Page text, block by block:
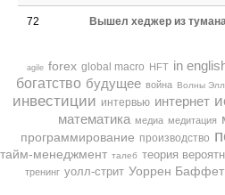
72 Вышел хеджер из
agile forex global macro HFT in
богатство будущее война Волны
инвестиции интервью интернет
математика медиа медитация
программирование производство
тайм-менеджмент талеб теория
тренинг уолл-стрит Уоррен Баффет